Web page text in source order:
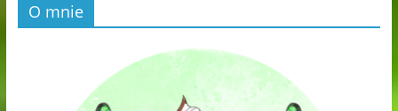
O mnie